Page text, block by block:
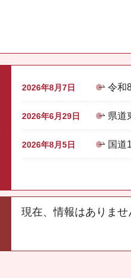
2026年8月7日 令和
2026年6月29日 県道
2026年8月5日 国道
現在、情報はありませ